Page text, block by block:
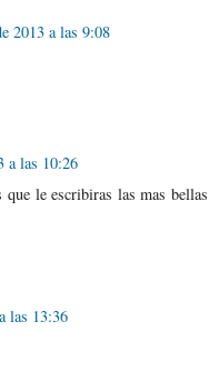
2013 a las 9:08
a las 10:26
le escribiras las mas bellas
las 13:36